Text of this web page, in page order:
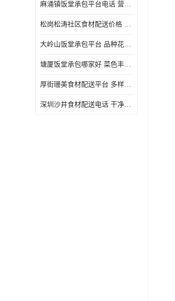
麻涌镇饭堂承包平台电话 营养均衡 定期推出新菜式
松岗松涛社区食材配送价格 搭配均匀 菜式品种类别多
大岭山饭堂承包平台 品种花样丰富 定期推出新菜式
塘厦饭堂承包哪家好 菜色丰富 大幅度降低食材成本
厚街珊美食材配送平台 多样化选择 提高膳食质量
深圳沙井食材配送电话 干净卫生 无需亲自管理